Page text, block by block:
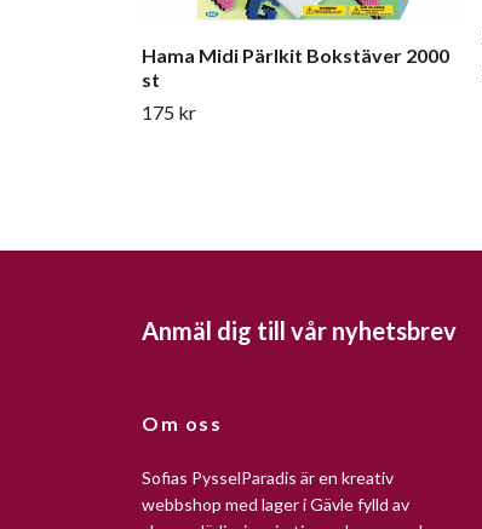
Hama Midi Pärlkit Bokstäver 2000
st
175 kr
Anmäl dig till vår nyhetsbrev
Om oss
Sofias PysselParadis är en kreativ
webbshop med lager i Gävle fylld av